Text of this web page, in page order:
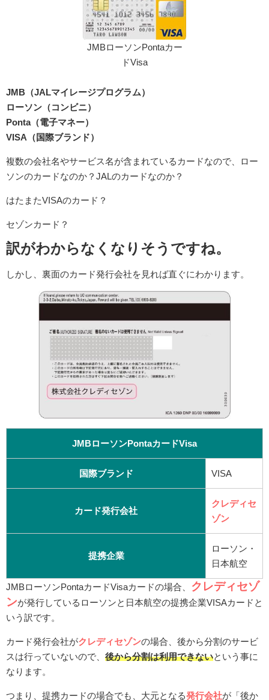
JMBローソンPontaカー
ドVisa
JMB（JALマイレージプログラム）
ローソン（コンビニ）
Ponta（電子マネー）
VISA（国際ブランド）
複数の会社名やサービス名が含まれているカードなので、ロー
ソンのカードなのか？JALのカードなのか？
はたまたVISAのカード？
セゾンカード？
訳がわからなくなりそうですね。
しかし、裏面のカード発行会社を見れば直ぐにわかります。
JMBローソンPontaカードVisa
国際ブランド VISA
カード発行会社
クレディセ
ゾン
提携企業
ローソン・
日本航空
JMBローソンPontaカードVisaカードの場合、
クレディセゾ
ンが発行しているローソンと日本航空の提携企業VISAカードと
いう訳です。
カード発行会社がクレディセゾンの場合、後から分割のサービ
スは行っていないので、 後から分割は利用できない という事に
なります。
つまり、提携カードの場合でも、大元となる発行会社が「後か